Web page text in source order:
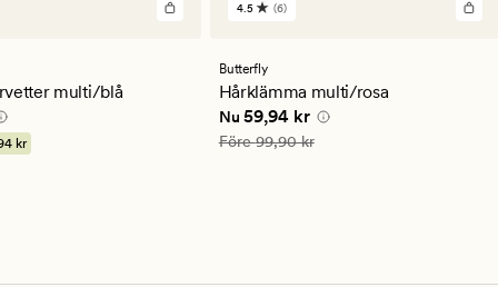
multi/blå
kr
6
ett
genomsnittligt
betyg
på
4.5
4.5 (6)
Butterfly
Hårklämma multi/rosa
Nuvarande pris
Nu 59,94 kr
Ordinarie pris
Före99,90 kr